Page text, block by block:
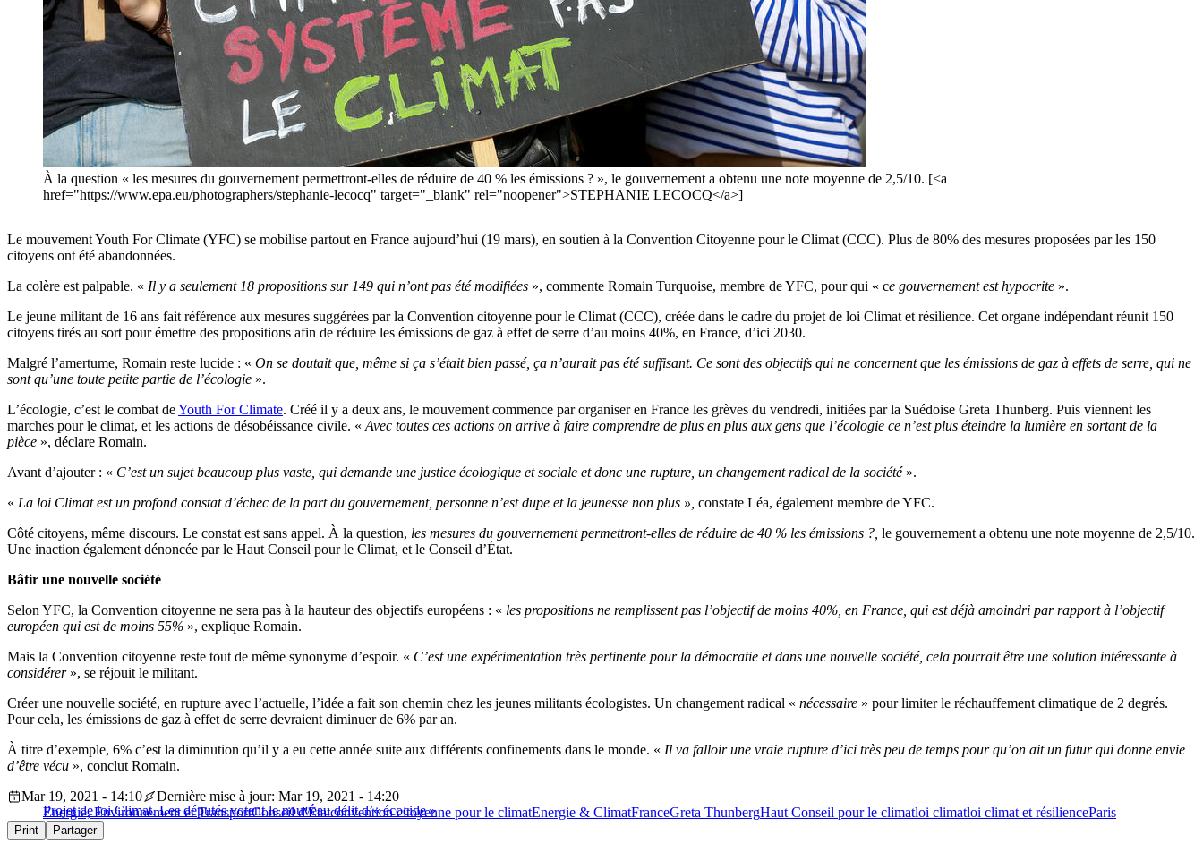
À la question « les mesures du gouvernement permettront-elles de réduire de 40 % les émissions ? », le gouvernement a obtenu une note moyenne de 2,5/10. [<a
href="https://www.epa.eu/photographers/stephanie-lecocq" target="_blank" rel="noopener">STEPHANIE LECOCQ</a>]
Le mouvement Youth For Climate (YFC) se mobilise partout en France aujourd’hui (19 mars), en soutien à la Convention Citoyenne pour le Climat (CCC). Plus de 80% des mesures proposées par les 150
citoyens ont été abandonnées.
La colère est palpable. « Il y a seulement 18 propositions sur 149 qui n’ont pas été modifiées », commente Romain Turquoise, membre de YFC, pour qui « ce gouvernement est hypocrite ».
Le jeune militant de 16 ans fait référence aux mesures suggérées par la Convention citoyenne pour le Climat (CCC), créée dans le cadre du projet de loi Climat et résilience. Cet organe indépendant réunit 150
citoyens tirés au sort pour émettre des propositions afin de réduire les émissions de gaz à effet de serre d’au moins 40%, en France, d’ici 2030.
Malgré l’amertume, Romain reste lucide : « On se doutait que, même si ça s’était bien passé, ça n’aurait pas été suffisant. Ce sont des objectifs qui ne concernent que les émissions de gaz à effets de serre, qui ne
sont qu’une toute petite partie de l’écologie ».
L’écologie, c’est le combat deYouth For Climate. Créé il y a deux ans, le mouvement commence par organiser en France les grèves du vendredi, initiées par la Suédoise Greta Thunberg. Puis viennent les
marches pour le climat, et les actions de désobéissance civile. « Avec toutes ces actions on arrive à faire comprendre de plus en plus aux gens que l’écologie ce n’est plus éteindre la lumière en sortant de la
pièce », déclare Romain.
Avant d’ajouter : « C’est un sujet beaucoup plus vaste, qui demande une justice écologique et sociale et donc une rupture, un changement radical de la société ».
« La loi Climat est un profond constat d’échec de la part du gouvernement, personne n’est dupe et la jeunesse non plus », constate Léa, également membre de YFC.
Côté citoyens, même discours. Le constat est sans appel. À la question, les mesures du gouvernement permettront-elles de réduire de 40 % les émissions ?, le gouvernement a obtenu une note moyenne de 2,5/10.
Une inaction également dénoncée par le Haut Conseil pour le Climat, et le Conseil d’État.
Bâtir une nouvelle société
Selon YFC, la Convention citoyenne ne sera pas à la hauteur des objectifs européens : « les propositions ne remplissent pas l’objectif de moins 40%, en France, qui est déjà amoindri par rapport à l’objectif
européen qui est de moins 55% », explique Romain.
Mais la Convention citoyenne reste tout de même synonyme d’espoir. « C’est une expérimentation très pertinente pour la démocratie et dans une nouvelle société, cela pourrait être une solution intéressante à
considérer », se réjouit le militant.
Créer une nouvelle société, en rupture avec l’actuelle, l’idée a fait son chemin chez les jeunes militants écologistes. Un changement radical « nécessaire » pour limiter le réchauffement climatique de 2 degrés.
Pour cela, les émissions de gaz à effet de serre devraient diminuer de 6% par an.
À titre d’exemple, 6% c’est la diminution qu’il y a eu cette année suite aux différents confinements dans le monde. « Il va falloir une vraie rupture d’ici très peu de temps pour qu’on ait un futur qui donne envie
d’être vécu », conclut Romain.
Projet de loi Climat. Les députés votent le nouveau délit d’« écocide »
Mar 19, 2021 - 14:10
Dernière mise à jour: Mar 19, 2021 - 14:20
Energie, Environnement et TransportConseil d'Étatconvention citoyenne pour le climatEnergie & ClimatFranceGreta ThunbergHaut Conseil pour le climatloi climatloi climat et résilienceParis
Print Partager